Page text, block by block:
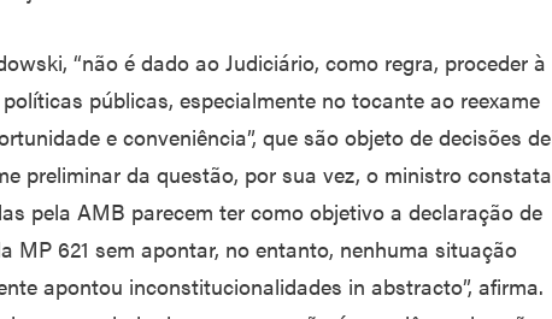
“não é dado ao Judiciário, como regra, proceder à
públicas, especialmente no tocante ao reexame
e conveniência”, que são objeto de decisões de
preliminar da questão, por sua vez, o ministro constata
pela AMB parecem ter como objetivo a declaração de
MP 621 sem apontar, no entanto, nenhuma situação
apontou inconstitucionalidades in abstracto”, afirma.